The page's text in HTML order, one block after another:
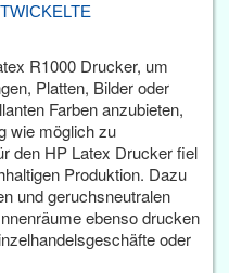
R1000 Drucker, um
Platten, Bilder oder
Farben anzubieten,
wie möglich zu
den HP Latex Drucker fiel
Produktion. Dazu
und geruchsneutralen
ebenso drucken
oder